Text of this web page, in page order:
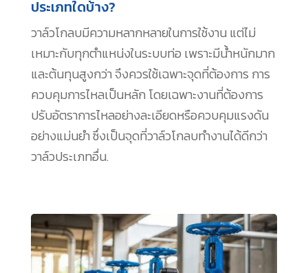
ประเภทใดบ้าง?
วาล์วโกลบมีความหลากหลายในการใช้งาน แต่ไม่
เหมาะกับทุกตำแหน่งในระบบท่อ เพราะมีน้ำหนักมาก
และต้นทุนสูงกว่า จึงควรใช้เฉพาะจุดที่ต้องการ การ
ควบคุมการไหลเป็นหลัก โดยเฉพาะงานที่ต้องการ
ปรับอัตราการไหลอย่างละเอียดหรือควบคุมแรงดัน
อย่างแม่นยำ ซึ่งเป็นจุดที่วาล์วโกลบทำงานได้ดีกว่า
วาล์วประเภทอื่น.